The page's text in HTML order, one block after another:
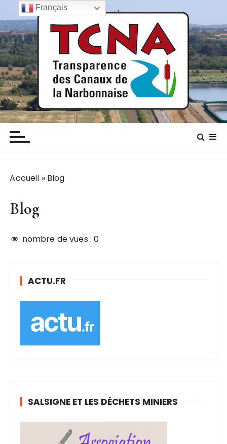
a
s
s
e
r
a
u
c
o TCNA NARBONNE
Transparence des canaux de la narbonnaise
Accueil » Blog
Blog
nombre de vues : 0
ACTU.FR
SALSIGNE ET LES DÉCHETS MINIERS
Français